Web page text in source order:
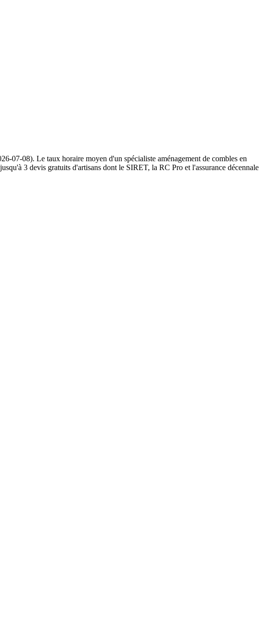
07-08). Le taux horaire moyen d'un spécialiste aménagement de combles en
3 devis gratuits d'artisans dont le SIRET, la RC Pro et l'assurance décennale